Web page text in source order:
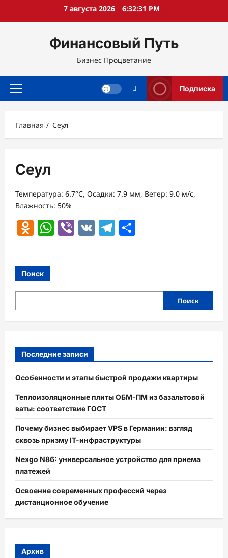
7 августа 2026 6:32:31 PM
Финансовый Путь
Бизнес Процветание
Основное
Подписка
Главная Сеул
Сеул
Температура: 6.7°C, Осадки: 7.9 мм, Ветер: 9.0 м/с,
Влажность: 50%
Odnoklassniki
WhatsApp
Viber
VK Telegram
Поиск
Поиск
Последние записи
Особенности и этапы быстрой продажи квартиры
Теплоизоляционные плиты ОБМ-ПМ из базальтовой
ваты: соответствие ГОСТ
Почему бизнес выбирает VPS в Германии: взгляд
сквозь призму IT-инфраструктуры
Nexgo N86: универсальное устройство для приема
платежей
Освоение современных профессий через
дистанционное обучение
Архив